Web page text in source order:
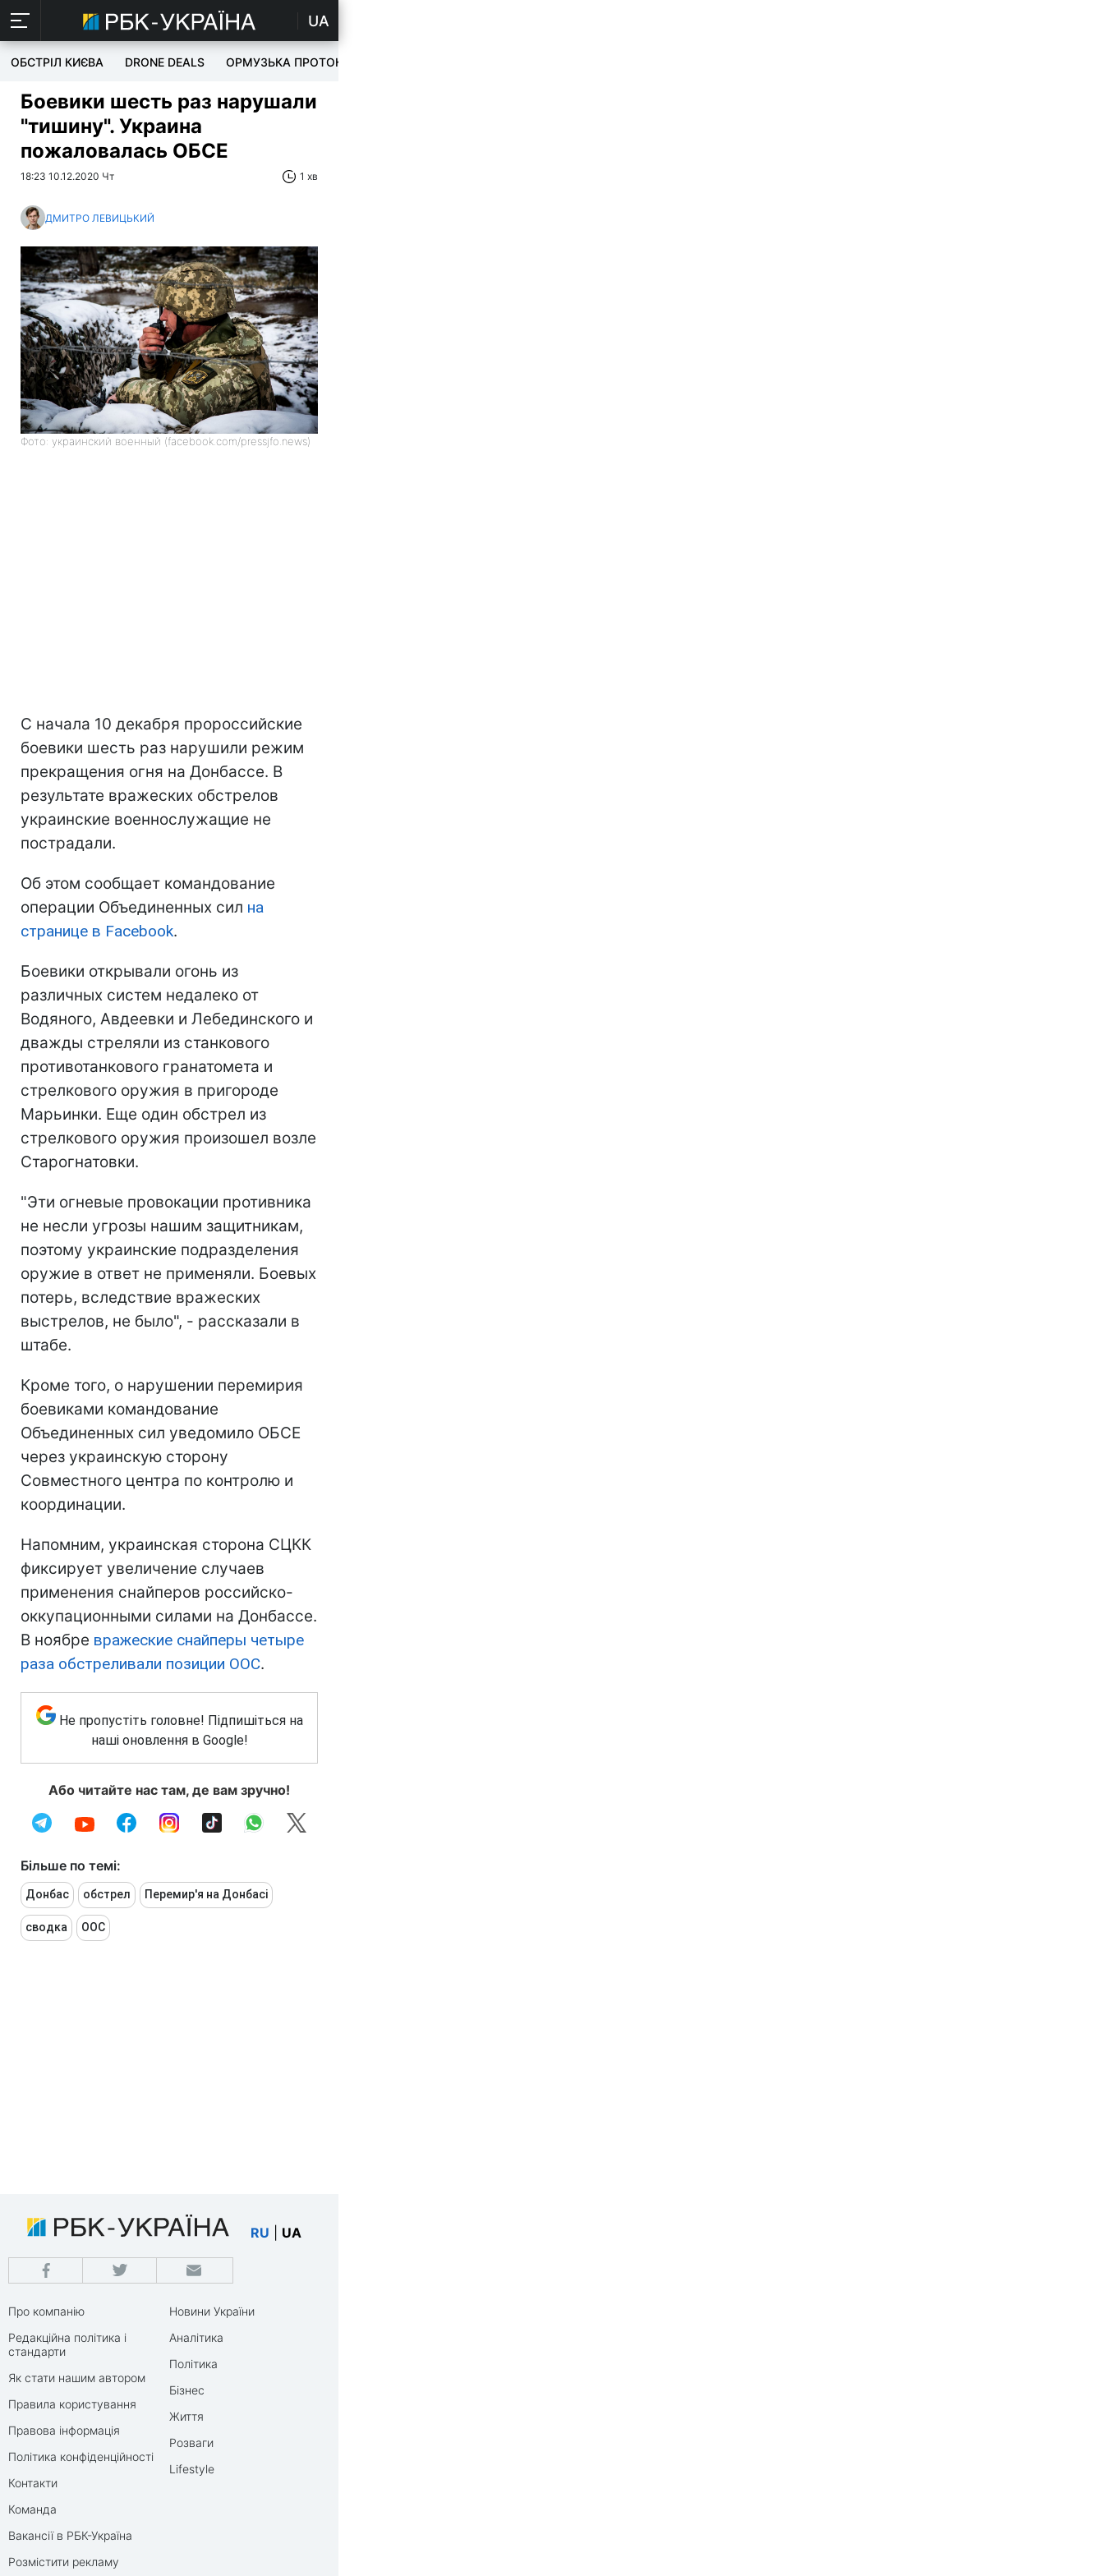
UA
ОБСТРІЛ КИЄВА DRONE DEALS ОРМУЗЬКА ПРОТОКА
Боевики шесть раз нарушали
"тишину". Украина
пожаловалась ОБСЕ
18:23 10.12.2020 Чт 1 хв
ДМИТРО ЛЕВИЦЬКИЙ
Фото: украинский военный (facebook.com/pressjfo.news)
С начала 10 декабря пророссийские
боевики шесть раз нарушили режим
прекращения огня на Донбассе. В
результате вражеских обстрелов
украинские военнослужащие не
пострадали.
Об этом сообщает командование
операции Объединенных сил на
странице в Facebook.
Боевики открывали огонь из
различных систем недалеко от
Водяного, Авдеевки и Лебединского и
дважды стреляли из станкового
противотанкового гранатомета и
стрелкового оружия в пригороде
Марьинки. Еще один обстрел из
стрелкового оружия произошел возле
Старогнатовки.
"Эти огневые провокации противника
не несли угрозы нашим защитникам,
поэтому украинские подразделения
оружие в ответ не применяли. Боевых
потерь, вследствие вражеских
выстрелов, не было", - рассказали в
штабе.
Кроме того, о нарушении перемирия
боевиками командование
Объединенных сил уведомило ОБСЕ
через украинскую сторону
Совместного центра по контролю и
координации.
Напомним, украинская сторона СЦКК
фиксирует увеличение случаев
применения снайперов российско-
оккупационными силами на Донбассе.
В ноябре вражеские снайперы четыре
раза обстреливали позиции ООС.
Не пропустіть головне! Підпишіться на
наші оновлення в Google!
Або читайте нас там, де вам зручно!
Більше по темі:
Донбас обстрел Перемир'я на Донбасі
сводка ООС
RU UA
Про компанію
Редакційна політика і
стандарти
Як стати нашим автором
Правила користування
Правова інформація
Політика конфіденційності
Контакти
Команда
Вакансії в РБК-Україна
Розмістити рекламу
Новини України
Аналітика
Політика
Бізнес
Життя
Розваги
Lifestyle